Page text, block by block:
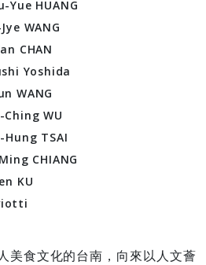
Yue HUANG
WANG
CHAN
Yoshida
WANG
Ching WU
Hung TSAI
CHIANG
KU
美食文化的台南，向來以人文薈